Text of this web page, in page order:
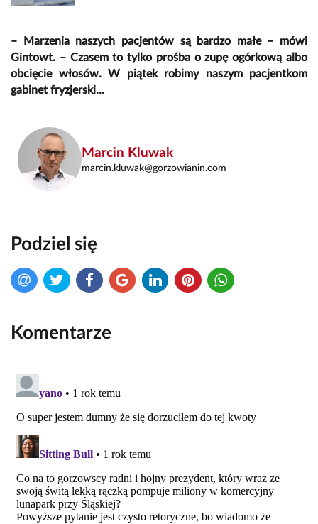
– Marzenia naszych pacjentów są bardzo małe – mówi
Gintowt. – Czasem to tylko prośba o zupę ogórkową albo
obcięcie włosów. W piątek robimy naszym pacjentkom
gabinet fryzjerski...
Marcin Kluwak
marcin.kluwak@gorzowianin.com
Podziel się
Komentarze